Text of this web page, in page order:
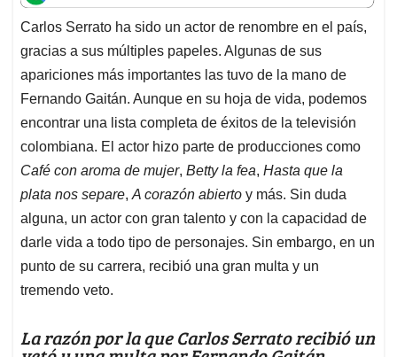
t
s
A
p
p
e
b
o
o
k
k
e
d
I
n
i
l
e
a
d
s
Carlos Serrato ha sido un actor de renombre en el país,
gracias a sus múltiples papeles. Algunas de sus
apariciones más importantes las tuvo de la mano de
Fernando Gaitán. Aunque en su hoja de vida, podemos
encontrar una lista completa de éxitos de la televisión
colombiana. El actor hizo parte de producciones como
Café con aroma de mujer, Betty la fea, Hasta que la
plata nos separe, A corazón abierto y más. Sin duda
alguna, un actor con gran talento y con la capacidad de
darle vida a todo tipo de personajes. Sin embargo, en un
punto de su carrera, recibió una gran multa y un
tremendo veto.
La razón por la que Carlos Serrato recibió un